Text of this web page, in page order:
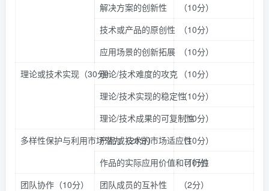
解决方案的创新性
（10分）
技术或产品的原创性
（10分）
应用场景的创新拓展
（10分）
理论或技术实现（30分）理论/技术难度的攻克 （10分）
理论/技术实现的稳定性（10分）
理论/技术成果的可复制性（10分）
多样性保护与利用市场潜力（20分）
产品或技术的市场适应性（10分）
作品的实际应用价值和可行性
（10分）
团队协作（10分）
团队成员的互补性
（2分）